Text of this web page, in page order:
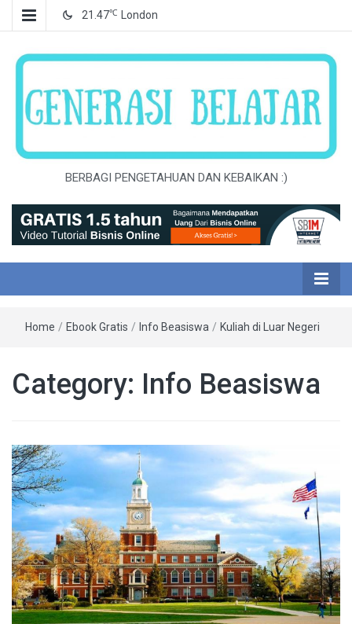
21.47℃ London
BERBAGI PENGETAHUAN DAN KEBAIKAN :)
Home / Ebook Gratis / Info Beasiswa / Kuliah di Luar Negeri
Category: Info Beasiswa